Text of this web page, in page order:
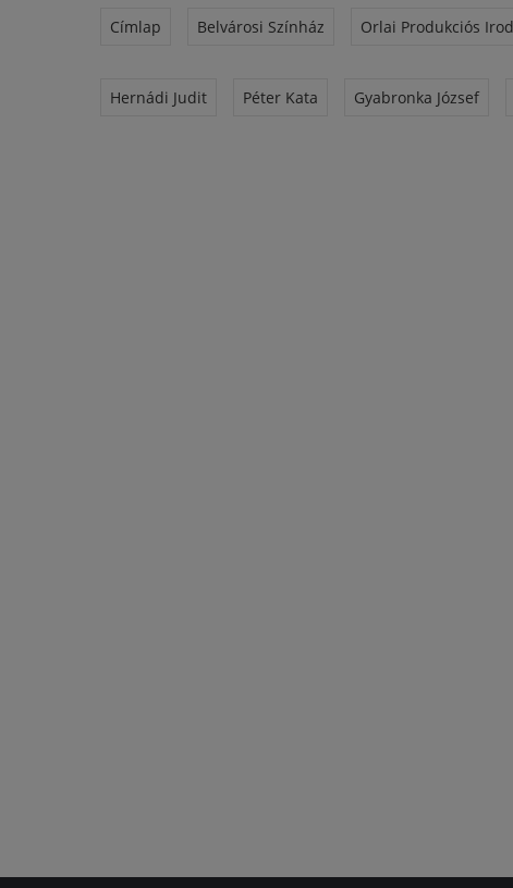
Címlap Belvárosi Színház Orlai Produkciós
Hernádi Judit Péter Kata Gyabronka József